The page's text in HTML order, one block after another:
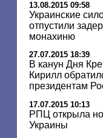
13.08.2015 09:58
Украинские
отпустили
монахиню
27.07.2015 18:39
В канун Дня
Кирилл
президентам
17.07.2015 10:13
РПЦ открыла
Украины